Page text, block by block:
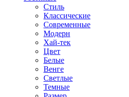
Стиль
Классические
Современные
Модерн
Хай-тек
Цвет
Белые
Венге
Светлые
Темные